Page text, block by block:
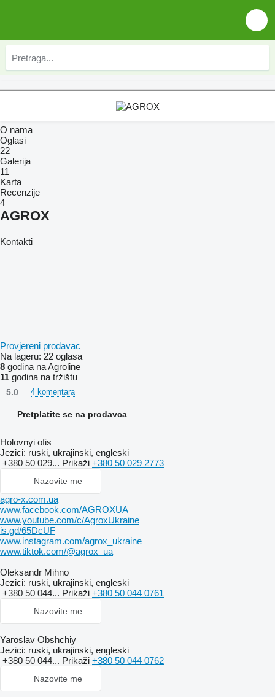
O nama
Oglasi
22
Galerija
11
Karta
Recenzije
4
AGROX
Kontakti
Provjereni prodavac
Na lageru: 22 oglasa
8 godina na Agroline
11 godina na tržištu
5.0 4 komentara
Pretplatite se na prodavca
Holovnyi ofis
Jezici: ruski, ukrajinski, engleski
+380 50 029... Prikaži +380 50 029 2773
Nazovite me
agro-x.com.ua
www.facebook.com/AGROXUA
www.youtube.com/c/AgroxUkraine
is.gd/65DcUF
www.instagram.com/agrox_ukraine
www.tiktok.com/@agrox_ua
Oleksandr Mihno
Jezici: ruski, ukrajinski, engleski
+380 50 044... Prikaži +380 50 044 0761
Nazovite me
Yaroslav Obshchiy
Jezici: ruski, ukrajinski, engleski
+380 50 044... Prikaži +380 50 044 0762
Nazovite me